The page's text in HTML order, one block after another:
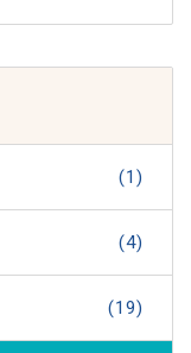
(1)
(4)
(19)